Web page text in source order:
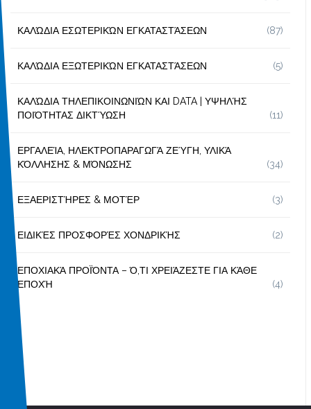
ΚΑΛΏΔΙΑ ΕΣΩΤΕΡΙΚΏΝ ΕΓΚΑΤΑΣΤΆΣΕΩΝ (87)
ΚΑΛΏΔΙΑ ΕΞΩΤΕΡΙΚΏΝ ΕΓΚΑΤΑΣΤΆΣΕΩΝ (5)
ΚΑΛΏΔΙΑ ΤΗΛΕΠΙΚΟΙΝΩΝΙΏΝ ΚΑΙ DATA | ΥΨΗΛΉΣ
ΠΟΙΌΤΗΤΑΣ ΔΙΚΤΎΩΣΗ
(11)
ΕΡΓΑΛΕΊΑ, ΗΛΕΚΤΡΟΠΑΡΑΓΩΓΆ ΖΕΎΓΗ, ΥΛΙΚΆ
ΚΌΛΛΗΣΗΣ & ΜΌΝΩΣΗΣ
(34)
ΕΞΑΕΡΙΣΤΉΡΕΣ & ΜΟΤΈΡ (3)
ΕΙΔΙΚΈΣ ΠΡΟΣΦΟΡΈΣ ΧΟΝΔΡΙΚΉΣ (2)
ΕΠΟΧΙΑΚΆ ΠΡΟΪΌΝΤΑ – Ό,ΤΙ ΧΡΕΙΆΖΕΣΤΕ ΓΙΑ ΚΆΘΕ
ΕΠΟΧΉ
(4)